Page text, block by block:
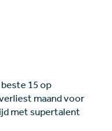
15 op
maand voor
met supertalent